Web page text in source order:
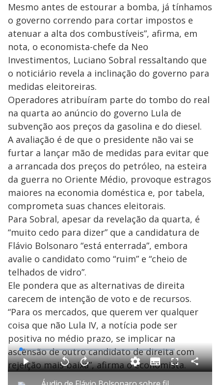
Mesmo antes de estourar a bomba, já tínhamos
o governo correndo para cortar impostos e
atenuar a alta dos combustíveis”, afirma, em
nota, o economista-chefe da Neo
Investimentos, Luciano Sobral ressaltando que
o noticiário revela a inclinação do governo para
medidas eleitoreiras.
Operadores atribuíram parte do tombo do real
na quarta ao anúncio do governo Lula de
subvenção aos preços da gasolina e do diesel.
A avaliação é de que o presidente não vai se
furtar a lançar mão de medidas para evitar que
a arrancada dos preços do petróleo, na esteira
da guerra no Oriente Médio, provoque estragos
maiores na economia doméstica e, por tabela,
comprometa suas chances eleitorais.
Para Sobral, apesar da revelação da quarta, é
“muito cedo para dizer” que a candidatura de
Flávio Bolsonaro “está enterrada”, embora
avalie o candidato como “ruim” e “cheio de
telhados de vidro”.
Ele pondera que as alternativas de direita
carecem de intenção de voto e de recursos.
“Para os mercados, que querem ver qualquer
coisa que não Lula IV, a notícia pode ser
positiva no médio prazo, se implicar na
ascensão de outro candidato de direita com
rejeição mais baixa”, afirma o economista.
P V A
a
L
o
a
d
e
:
S
u
b
i
F C
o